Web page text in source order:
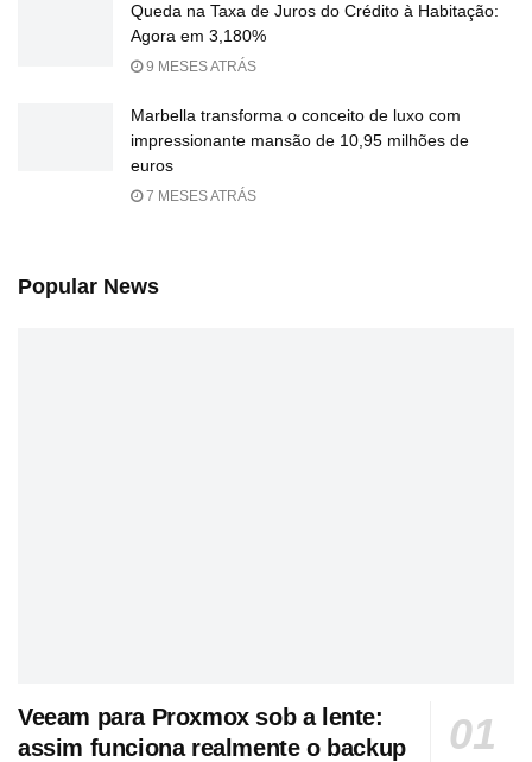
Queda na Taxa de Juros do Crédito à Habitação:
Agora em 3,180%
9 MESES ATRÁS
Marbella transforma o conceito de luxo com
impressionante mansão de 10,95 milhões de
euros
7 MESES ATRÁS
Popular News
Veeam para Proxmox sob a lente:
assim funciona realmente o backup